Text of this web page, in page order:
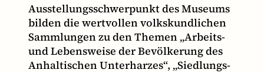
Ausstellungsschwerpunkt des Museums
bilden die wertvollen volkskundlichen
Sammlungen zu den Themen „Arbeits-
und Lebensweise der Bevölkerung des
Anhaltischen Unterharzes“, „Siedlungs-